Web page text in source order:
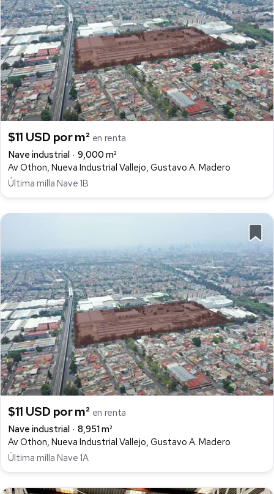
$11 USD por m² en renta
Nave industrial
9,000 m²
Av Othon, Nueva Industrial Vallejo, Gustavo A. Madero
Última milla Nave 1B
$11 USD por m² en renta
Nave industrial
8,951 m²
Av Othon, Nueva Industrial Vallejo, Gustavo A. Madero
Última milla Nave 1A